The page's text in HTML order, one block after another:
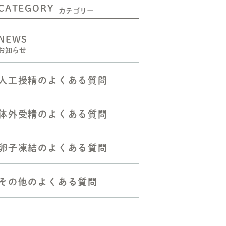
人目不妊の方へ
外受精（顕微授精を含む）
お考えの方へ
胚移植―反復着床障害の方へ
くある質問
カテゴリー
知らせ
人工授精のよくある質問
外受精のよくある質問
子凍結のよくある質問
の他のよくある質問